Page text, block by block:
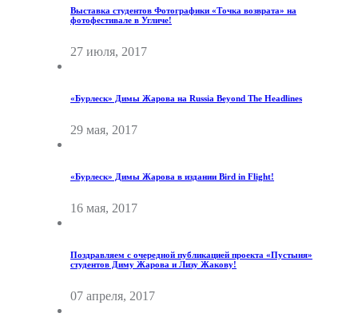
Выставка студентов Фотографики «Точка возврата» на
фотофестивале в Угличе!
27 июля, 2017
«Бурлеск» Димы Жарова на Russia Beyond The Headlines
29 мая, 2017
«Бурлеск» Димы Жарова в издании Bird in Flight!
16 мая, 2017
Поздравляем с очередной публикацией проекта «Пустыня»
студентов Диму Жарова и Лизу Жакову!
07 апреля, 2017